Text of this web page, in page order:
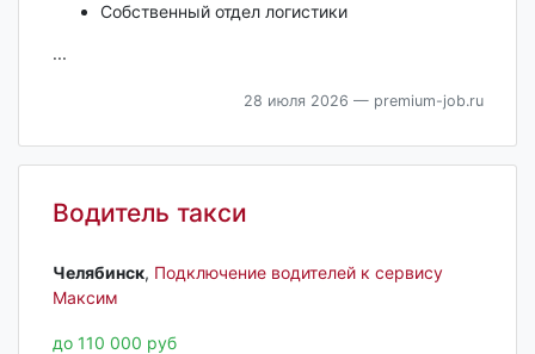
Собственный отдел логистики
...
28 июля 2026 — premium-job.ru
Водитель такси
Челябинск‎, Подключение водителей к сервису
Максим
до 110 000 руб